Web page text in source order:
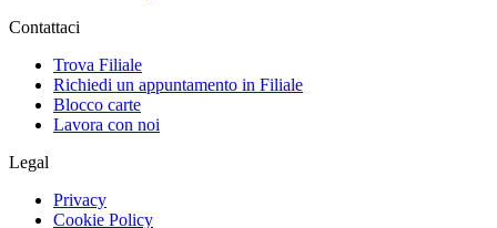
Contattaci
Trova Filiale
Richiedi un appuntamento in Filiale
Blocco carte
Lavora con noi
Legal
Privacy
Cookie Policy